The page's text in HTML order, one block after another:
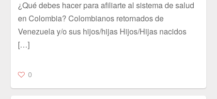
¿Qué debes hacer para afiliarte al sistema de salud
en Colombia? Colombianos retornados de
Venezuela y/o sus hijos/hijas Hijos/Hijas nacidos
[…]
0